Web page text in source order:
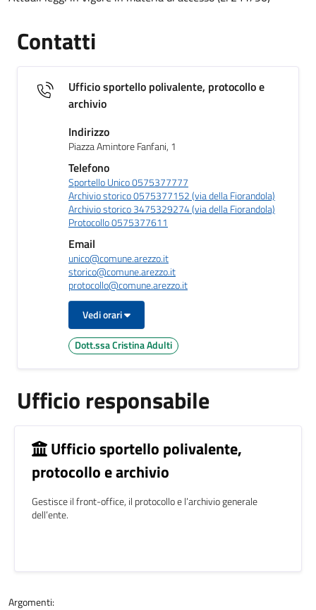
Contatti
Ufficio sportello polivalente, protocollo e
archivio
Indirizzo
Piazza Amintore Fanfani, 1
Telefono
Sportello Unico 0575377777
Archivio storico 0575377152 (via della Fiorandola)
Archivio storico 3475329274 (via della Fiorandola)
Protocollo 0575377611
Email
unico@comune.arezzo.it
storico@comune.arezzo.it
protocollo@comune.arezzo.it
Vedi orari
Dott.ssa Cristina Adulti
Ufficio responsabile
Ufficio sportello polivalente,
protocollo e archivio
Gestisce il front-office, il protocollo e l’archivio generale
dell’ente.
Argomenti: